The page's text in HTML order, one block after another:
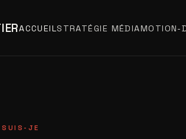
ACCUEILSTRATÉGIE MÉDIAMOTION-
SUIS-JE